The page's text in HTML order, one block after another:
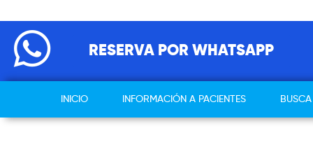
RESERVA POR WHATSAPP
INICIO INFORMACIÓN A PACIENTES